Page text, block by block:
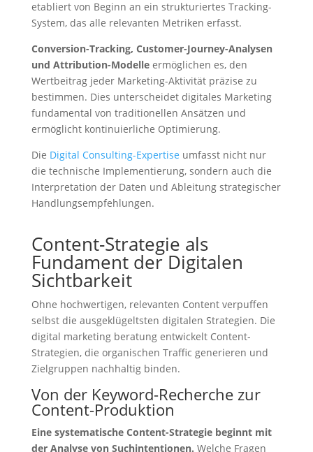
etabliert von Beginn an ein strukturiertes Tracking-
System, das alle relevanten Metriken erfasst.
Conversion-Tracking, Customer-Journey-Analysen
und Attribution-Modelleermöglichen es, den
Wertbeitrag jeder Marketing-Aktivität präzise zu
bestimmen. Dies unterscheidet digitales Marketing
fundamental von traditionellen Ansätzen und
ermöglicht kontinuierliche Optimierung.
Die Digital Consulting-Expertise umfasst nicht nur
die technische Implementierung, sondern auch die
Interpretation der Daten und Ableitung strategischer
Handlungsempfehlungen.
Content-Strategie als
Fundament der Digitalen
Sichtbarkeit
Ohne hochwertigen, relevanten Content verpuffen
selbst die ausgeklügeltsten digitalen Strategien. Die
digital marketing beratung entwickelt Content-
Strategien, die organischen Traffic generieren und
Zielgruppen nachhaltig binden.
Von der Keyword-Recherche zur
Content-Produktion
Eine systematische Content-Strategie beginnt mit
der Analyse von Suchintentionen. Welche Fragen